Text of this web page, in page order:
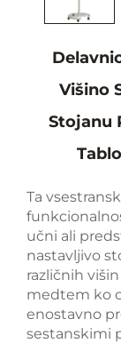
Višino
Stojanu
Ta
učni ali
nastavljivo
različnih
medtem ko
enostavno
sestanskimi